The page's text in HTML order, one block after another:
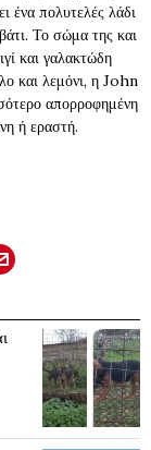
πολυτελές λάδι
Το σώμα της και
και γαλακτώδη
και λεμόνι, η John
απορροφημένη
ή εραστή.